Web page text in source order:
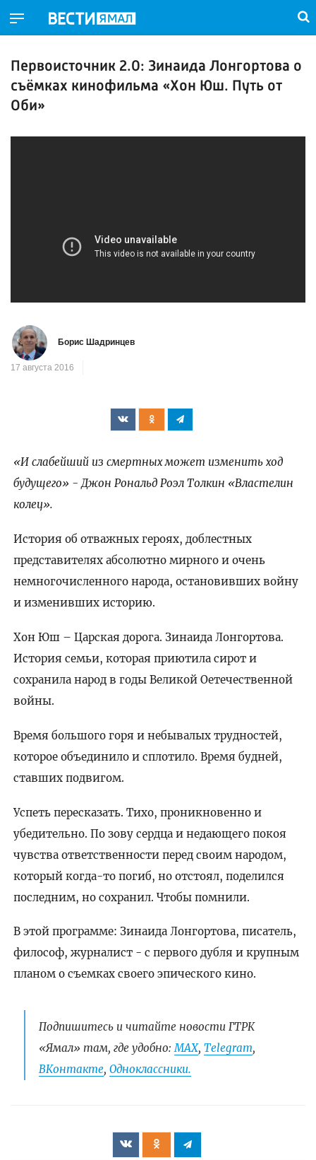
Первоисточник 2.0: Зинаида Лонгортова о
съёмках кинофильма «Хон Юш. Путь от
Оби»
Борис Шадринцев
17 августа 2016
«И слабейший из смертных может изменить ход
будущего» - Джон Рональд Роэл Толкин «Властелин
колец».
История об отважных героях, доблестных
представителях абсолютно мирного и очень
немногочисленного народа, остановивших войну
и изменивших историю.
Хон Юш – Царская дорога. Зинаида Лонгортова.
История семьи, которая приютила сирот и
сохранила народ в годы Великой Оетечественной
войны.
Время большого горя и небывалых трудностей,
которое объединило и сплотило. Время будней,
ставших подвигом.
Успеть пересказать. Тихо, проникновенно и
убедительно. По зову сердца и недающего покоя
чувства ответственности перед своим народом,
который когда-то погиб, но отстоял, поделился
последним, но сохранил. Чтобы помнили.
В этой программе: Зинаида Лонгортова, писатель,
философ, журналист - с первого дубля и крупным
планом о съемках своего эпического кино.
Подпишитесь и читайте новости ГТРК
«Ямал» там, где удобно:МАХ, Telegram,
ВКонтакте, Одноклассники.